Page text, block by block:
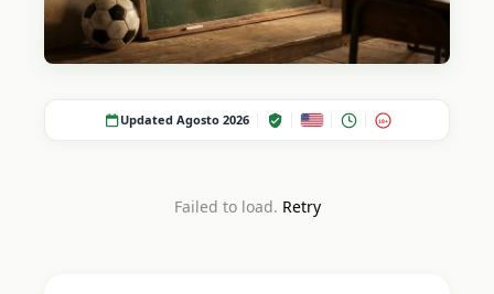
Updated Agosto 2026 18+
Failed to load. Retry